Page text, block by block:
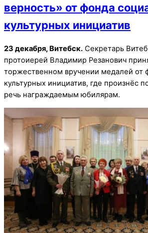
верность» от фонда
культурных инициатив
23 декабря, Витебск. Секретарь
протоиерей Владимир Резанович
торжественном вручении медалей от
культурных инициатив, где произнёс
речь награждаемым юбилярам.